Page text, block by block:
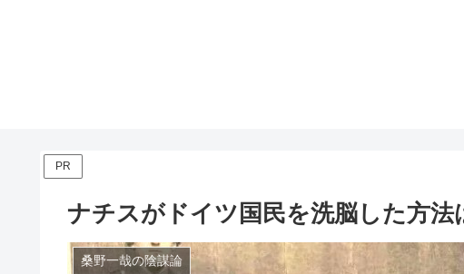
PR
ナチスがドイツ国民を洗脳した方法
桑野一哉の陰謀論